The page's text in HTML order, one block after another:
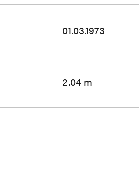
01.03.1973
2.04 m